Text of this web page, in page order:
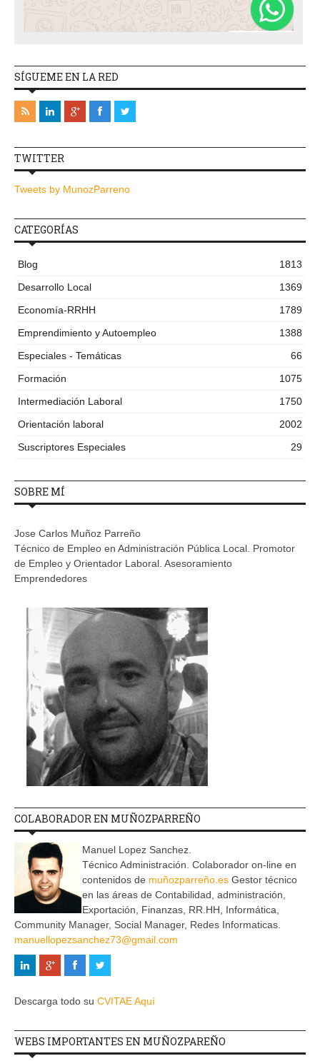
SÍGUEME EN LA RED
TWITTER
Tweets by MunozParreno
CATEGORÍAS
Blog
1813
Desarrollo Local
1369
Economía-RRHH
1789
Emprendimiento y Autoempleo
1388
Especiales - Temáticas
66
Formación
1075
Intermediación Laboral
1750
Orientación laboral
2002
Suscriptores Especiales
29
SOBRE MÍ
Jose Carlos Muñoz Parreño
Técnico de Empleo en Administración Pública Local. Promotor
de Empleo y Orientador Laboral. Asesoramiento
Emprendedores
COLABORADOR EN MUÑOZPARREÑO
Manuel Lopez Sanchez.
Técnico Administración. Colaborador on-line en
contenidos de muñozparreño.es Gestor técnico
en las áreas de Contabilidad, administración,
Exportación, Finanzas, RR.HH, Informática,
Community Manager, Social Manager, Redes Informaticas.
manuellopezsanchez73@gmail.com
Descarga todo su CVITAE Aquí
WEBS IMPORTANTES EN MUÑOZPAREÑO